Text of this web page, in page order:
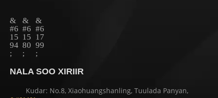
NALA SOO XIRIIR
Kudar: No.8, Xiaohuangshanling, Tuulada Panyan,